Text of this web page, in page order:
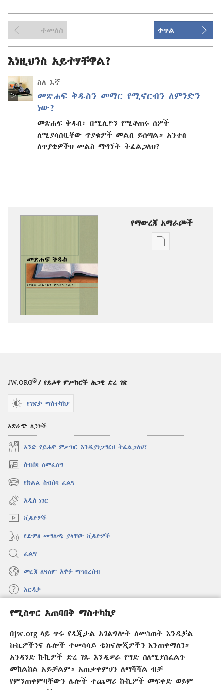
የሚስጥር አጠባበቅ ማስተካከያ
በjw.org ላይ ጥሩ የዲጂታል አገልግሎት ለመስጠት እንዲቻል
ኩኪዎችንና ሌሎች ተመሳሳይ ቴክኖሎጂዎችን እንጠቀማለን።
አንዳንድ ኩኪዎች ድረ ገጹ እንዲሠራ የግድ ስለሚያስፈልጉ
መከልከል አይቻልም። አጠቃቀምህን ለማሻሻል ብቻ
የምንጠቀምባቸውን ሌሎች ተጨማሪ ኩኪዎች መፍቀድ ወይም
ተመለስ ቀጥል
እነዚህንስ አይተሃቸዋል?
ስለ እኛ
መጽሐፍ ቅዱስን መማር የሚኖርብን ለምንድን
ነው?
መጽሐፍ ቅዱስ፣ በሚሊዮን የሚቆጠሩ ሰዎች
ለሚያሳስቧቸው ጥያቄዎች መልስ ይሰጣል። አንተስ
ለጥያቄዎችህ መልስ ማግኘት ትፈልጋለህ?
የማውረጃ አማራጮች
የሕትመት
JW.ORG® / የይሖዋ ምሥክሮች ሕጋዊ ድረ ገጽ
የገጽታ ማስተካከያ
አቋራጭ ሊንኮች
አንድ የይሖዋ ምሥክር እንዲያነጋግርህ ትፈልጋለህ?
ስብሰባ ለመፈለግ
(አዲስ
ዊንዶው
ክፈት)
የክልል ስብሰባ ፈልግ
(አዲስ
ዊንዶው
ክፈት)
አዲስ ነገር
ቪዲዮዎች
የድምፅ መግለጫ ያላቸው ቪዲዮዎች
ፈልግ
መረጃ ለዓለም አቀፉ ማኅበረሰብ
እርዳታ
መዋጮዎች
(አዲስ
ክፈት)
የመጠበቂያ ግንብ የኢንተርኔት ቤተ መጻሕፍት
(አዲስ
ዊንዶው
®
(አዲስ
ዊንዶው
®